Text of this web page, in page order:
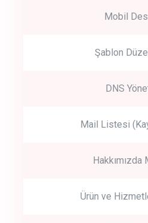
Mobil
Şablon
DNS
Mail Listesi
Hakkımızda
Ürün ve